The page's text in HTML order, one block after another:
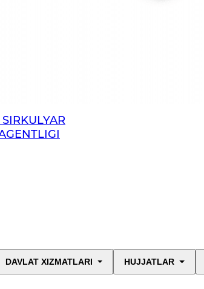
DAVLAT XIZMATLARI HUJJATLAR